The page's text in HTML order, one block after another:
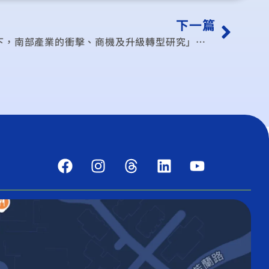
下一篇
111年度「國際經濟整合趨勢下，南部產業的衝擊、商機及升級轉型研究」工作項目三 多元工作坊*